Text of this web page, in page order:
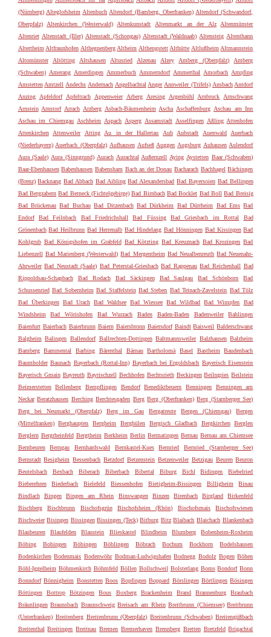
(Nürnberg) Alteglofsheim Altenbuch Altendorf (Bamberg, Oberfranken) Altendorf (Schwandorf,
Oberpfalz)
Altenkirchen (Westerwald) Altenkunstadt Altenmarkt an der Alz
Altenmünster
Altenriet Altenstadt (Iller) Altenstadt (Schongau) Altenstadt (Waldnaab) Altensteig Altenthann
Altertheim Altfraunhofen Althegnenberg Altheim Althengstett Althütte Altlußheim Altmannstein
Altomünster
Altötting Altshausen Altusried Alzenau Alzey Amberg (Oberpfalz)
Amberg
(Schwaben) Amerang Amerdingen Ammerbuch Ammerndorf Ammerthal Amorbach Ampfing
Amstetten Amtzell Andechs Andernach Angelbachtal Anger Annweiler (Trifels) Ansbach Antdorf
Anzing
Apfeldorf Apfeltrach Appenweier Arberg Aresing Argenbühl Arnbruck
Arnschwang
Arnstein Arnstorf Arrach Arzberg Asbach-Bäumenheim Ascha Aschaffenburg Aschau am Inn
Aschau im Chiemgau Aschheim Aspach Asperg Assamstadt Asselfingen Aßling Attenhofen
Attenkirchen
Attenweiler Atting Au in der Hallertau Aub Aubstadt Auenwald
Auerbach
(Niederbayern) Auerbach (Oberpfalz) Aufhausen Aufseß Auggen Augsburg Auhausen Aulendorf
Aura (Saale) Aura (Sinngrund) Aurach Aurachtal Außernzell Aying Aystetten Baar (Schwaben)
Baar-Ebenhausen Babenhausen Babensham Bach an der Donau Bacharach Bachhagel Bächingen
(Brenz) Backnang Bad Abbach Bad Aibling Bad Alexandersbad Bad Bayersoien Bad Bellingen
Bad Bergzabern Bad Berneck (Fichtelgebirge) Bad Birnbach Bad Bocklet Bad Boll Bad Breisig
Bad Brückenau Bad Buchau Bad Ditzenbach Bad Dürkheim Bad Dürrheim Bad Ems Bad
Endorf
Bad Feilnbach Bad Friedrichshall Bad Füssing Bad Griesbach im Rottal
Bad
Grönenbach Bad Heilbrunn Bad Herrenalb Bad Hindelang Bad Hönningen Bad Kissingen Bad
Kohlgrub Bad Königshofen im Grabfeld Bad Kötzting Bad Kreuznach Bad Krozingen Bad
Liebenzell Bad Marienberg (Westerwald) Bad Mergentheim Bad Neualbenreuth Bad Neuenahr-
Ahrweiler Bad Neustadt (Saale) Bad Peterstal-Griesbach Bad Rappenau Bad Reichenhall Bad
Rippoldsau-Schapbach
Bad Rodach Bad Säckingen Bad Saulgau Bad Schönborn
Bad
Schussenried Bad Sobernheim Bad Staffelstein Bad Steben Bad Teinach-Zavelstein Bad Tölz
Bad Überkingen Bad Urach Bad Waldsee Bad Wiessee Bad Wildbad Bad Wimpfen
Bad
Windsheim
Bad Wörishofen Bad Wurzach Baden Baden-Baden Badenweiler
Bahlingen
Baienfurt Baierbach Baierbrunn Baiern Baiersbronn Baiersdorf Baindt Baisweil Balderschwang
Balgheim Balingen Ballendorf Ballrechten-Dottingen Baltmannsweiler Balzhausen Balzheim
Bamberg
Bammental Barbing Bärenthal Bärnau Bartholomä Basel Bastheim
Baudenbach
Baumholder Baunach Bayerbach (Rottal-Inn) Bayerbach bei Ergoldsbach Bayerisch Eisenstein
Bayerisch Gmain Bayreuth Bayrischzell Bechhofen Bechtsrieth Beckingen Beilngries Beilstein
Beimerstetten
Bellenberg Bempflingen Bendorf Benediktbeuern Benningen
Benningen am
Neckar Beratzhausen Berching Berchtesgaden Berg Berg (Oberfranken) Berg (Starnberger See)
Berg bei Neumarkt (Oberpfalz)
Berg im Gau Bergatreute Bergen (Chiemgau)
Bergen
(Mittelfranken)
Berghaupten Bergheim Berghülen Bergisch Gladbach Bergkirchen
Berglen
Berglern Bergrheinfeld Bergtheim Berkheim Berlin Bermatingen Bernau Bernau am Chiemsee
Bernbeuren
Berngau Bernhardswald Bernkastel-Kues Bernried
Bernried (Starnberger See)
Bernstadt Besigheim Bessenbach Betzdorf Betzenstein Betzenweiler Betzigau Beuren Beuron
Beutelsbach
Bexbach Biberach Biberbach Bibertal Biburg Bichl Bidingen
Biebelried
Bieberehren
Biederbach Bielefeld Biessenhofen Bietigheim-Bissingen Billigheim
Binau
Bindlach
Bingen Bingen am Rhein Binswangen Binzen Birenbach Birgland
Birkenfeld
Bischberg
Bischbrunn Bischofsgrün Bischofsheim (Rhön) Bischofsmais
Bischofswiesen
Bischweier Bisingen Bissingen Bissingen (Teck) Bitburg Bitz Blaibach Blaichach Blankenbach
Blaubeuren
Blaufelden Blaustein Blieskastel Blindheim Blumberg
Bobenheim-Roxheim
Böbing
Bobingen Böbingen Böblingen Böbrach Bochum Bockhorn
Bodelshausen
Bodenkirchen Bodenmais Bodenwöhr Bodman-Ludwigshafen Bodnegg Bodolz Bogen Böhen
Böhl-Iggelheim Böhmenkirch Böhmfeld Böllen Bollschweil Bolsterlang Boms Bondorf Bonn
Bonndorf Bönnigheim Bonstetten Boos Bopfingen Boppard Börslingen Börtlingen Bösingen
Böttingen
Bottrop Bötzingen Bous Boxberg Brackenheim Brand Brannenburg
Braubach
Bräunlingen Braunsbach Braunschweig Breisach am Rhein Breitbrunn (Chiemsee) Breitbrunn
(Unterfranken) Breitenberg Breitenbrunn (Oberpfalz) Breitenbrunn (Schwaben) Breitengüßbach
Breitenthal Breitingen Breitnau Bremen Bremerhaven Brennberg Bretten Bretzfeld Brigachtal